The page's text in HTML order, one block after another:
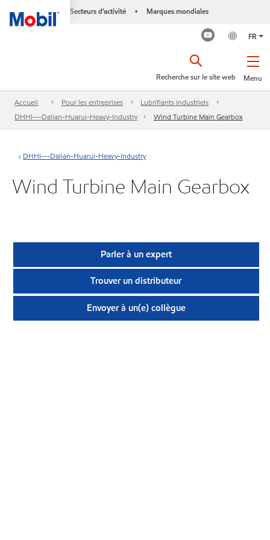
Secteurs d’activité • Marques mondiales
FR
Menu
Recherche sur le site web
Accueil Pour les entreprises
Lubrifiants industriels
DHHI---Dalian-Huarui-Heavy-Industry
Wind Turbine Main Gearbox
DHHI---Dalian-Huarui-Heavy-Industry
Wind Turbine Main Gearbox
Parler à un expert
Trouver un distributeur
Envoyer à un(e) collègue